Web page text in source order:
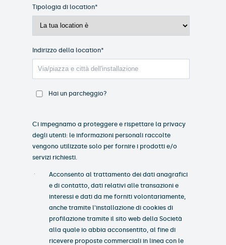
Tipologia di location*
Indirizzo della location*
Hai un parcheggio?
Ci impegnamo a proteggere e rispettare la privacy
degli utenti: le informazioni personali raccolte
vengono utilizzate solo per fornire i prodotti e/o
servizi richiesti.
Acconsento al trattamento dei dati anagrafici
e di contatto, dati relativi alle transazioni e
interessi e dati da me forniti volontariamente,
anche tramite l'installazione di cookies di
profilazione tramite il sito web della Società
alla quale io abbia acconsentito, al fine di
ricevere proposte commerciali in linea con le